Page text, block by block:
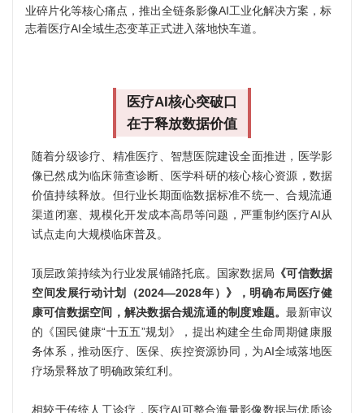
业碎片化等核心痛点，推出全链条影像AI工业化解决方案，标
志着医疗AI全域生态变革正式进入落地快车道。
医疗AI核心突破口
在于释放数据价值
随着分级诊疗、精准医疗、智慧医院建设全面推进，医学影
像已然成为临床筛查诊断、医学科研的核心核心资源，数据
价值持续释放。但行业长期面临数据标准不统一、合规流通
渠道闭塞、规模化开发成本高昂等问题，严重制约医疗AI从
试点走向大规模临床普及。
顶层政策持续为行业发展铺路托底。国家数据局 《可信数据
空间发展行动计划（2024—2028年）》，明确布局医疗健
康可信数据空间，解决数据合规流通的制度难题。最新审议
的《国民健康“十五五”规划》，提出构建全生命周期健康服
务体系，推动医疗、医保、疾控资源协同，为AI全域落地医
疗场景释放了明确政策红利。
相较于传统人工诊疗，医疗AI可整合海量影像数据与优质诊